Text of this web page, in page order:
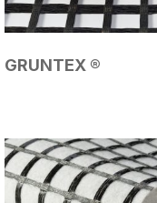
GRUNTEX ®